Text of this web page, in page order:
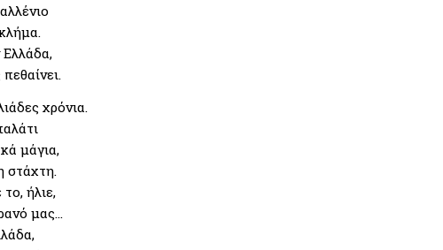
Ελλάδα,
χρόνια.
μάγια,
στάχτη.
ήλιε,
μας…